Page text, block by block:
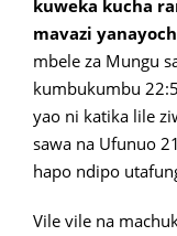
kuweka kucha
mavazi
mbele za Mungu
kumbukumbu
yao ni katika lile
sawa na Ufunuo
hapo ndipo
Vile vile na